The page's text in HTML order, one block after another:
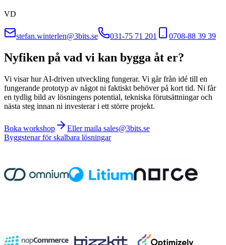
VD
stefan.winterlen@3bits.se 031-75 71 201 0708-88 39 39
Nyfiken på vad vi kan bygga åt er?
Vi visar hur AI-driven utveckling fungerar. Vi går från idé till en
fungerande prototyp av något ni faktiskt behöver på kort tid. Ni får
en tydlig bild av lösningens potential, tekniska förutsättningar och
nästa steg innan ni investerar i ett större projekt.
Boka workshop
Eller maila sales@3bits.se
Byggstenar för skalbara lösningar